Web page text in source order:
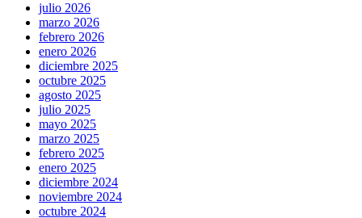
julio 2026
marzo 2026
febrero 2026
enero 2026
diciembre 2025
octubre 2025
agosto 2025
julio 2025
mayo 2025
marzo 2025
febrero 2025
enero 2025
diciembre 2024
noviembre 2024
octubre 2024